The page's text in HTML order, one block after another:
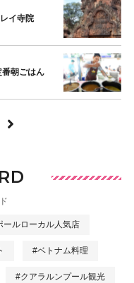
イ寺院
朝ごはん
ールローカル人気店
#ベトナム料理
#クアラルンプール観光